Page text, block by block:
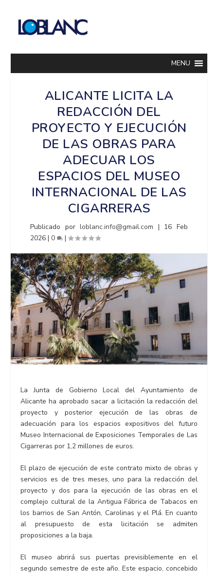
MENU
ALICANTE LICITA LA
REDACCIÓN DEL
PROYECTO Y EJECUCIÓN
DE LAS OBRAS PARA
ADECUAR LOS
ESPACIOS DEL MUSEO
INTERNACIONAL DE LAS
CIGARRERAS
Publicado porloblanc.info@gmail.com | 16 Feb
2026 |0 |
La Junta de Gobierno Local del Ayuntamiento de
Alicante ha aprobado sacar a licitación la redacción del
proyecto y posterior ejecución de las obras de
adecuación para los espacios expositivos del futuro
Museo Internacional de Exposiciones Temporales de Las
Cigarreras por 1,2 millones de euros.
El plazo de ejecución de este contrato mixto de obras y
servicios es de tres meses, uno para la redacción del
proyecto y dos para la ejecución de las obras en el
complejo cultural de la Antigua Fábrica de Tabacos en
los barrios de San Antón, Carolinas y el Plá. En cuanto
al presupuesto de esta licitación se admiten
proposiciones a la baja.
El museo abrirá sus puertas previsiblemente en el
segundo semestre de este año. Este espacio, concebido